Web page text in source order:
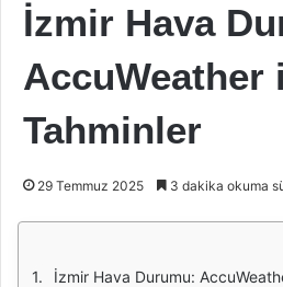
İzmir Hava
AccuWeather
Tahminler
29 Temmuz 2025 3 dakika okuma
İzmir Hava Durumu: